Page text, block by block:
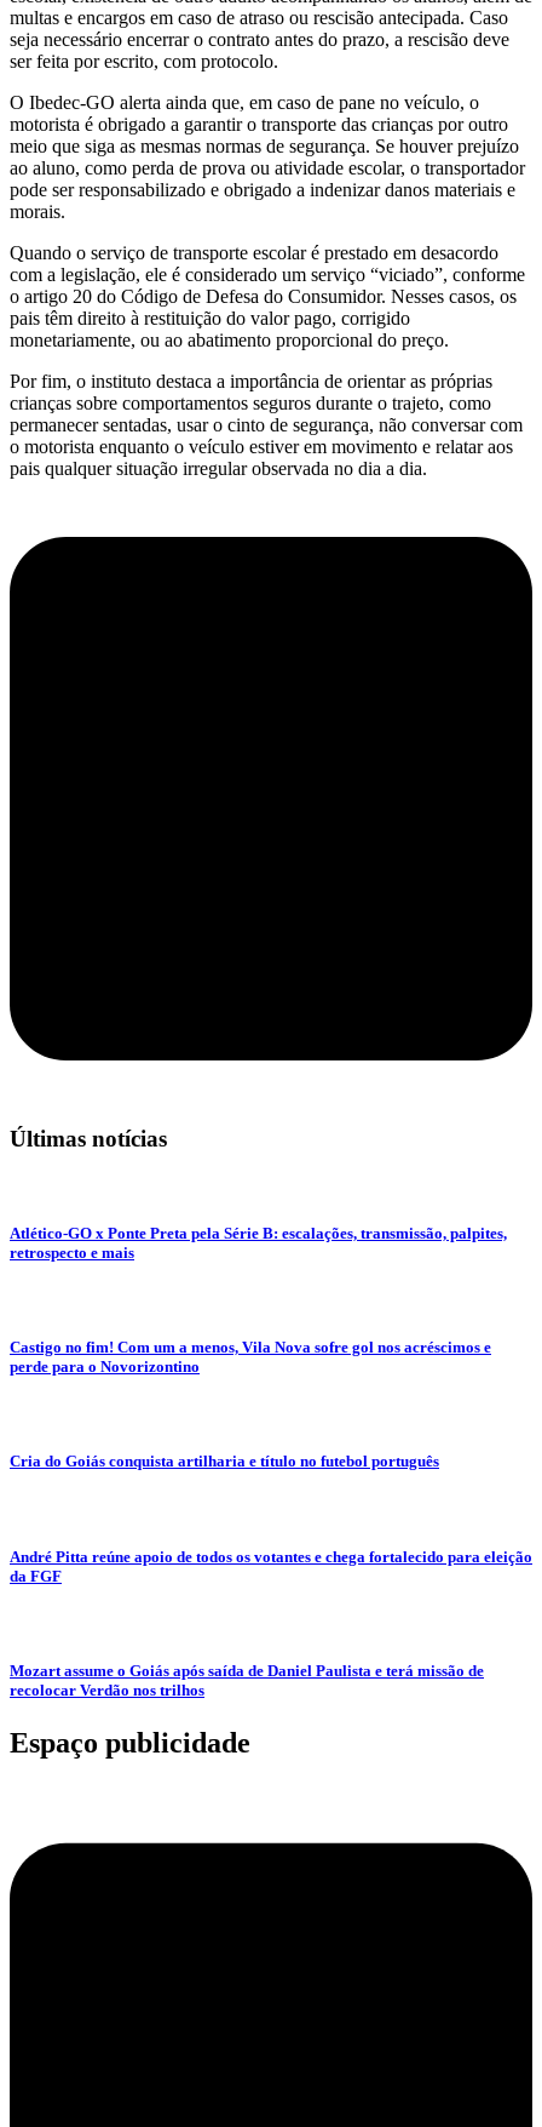
multas e encargos em caso de atraso ou rescisão antecipada. Caso
seja necessário encerrar o contrato antes do prazo, a rescisão deve
ser feita por escrito, com protocolo.
O Ibedec-GO alerta ainda que, em caso de pane no veículo, o
motorista é obrigado a garantir o transporte das crianças por outro
meio que siga as mesmas normas de segurança. Se houver prejuízo
ao aluno, como perda de prova ou atividade escolar, o transportador
pode ser responsabilizado e obrigado a indenizar danos materiais e
morais.
Quando o serviço de transporte escolar é prestado em desacordo
com a legislação, ele é considerado um serviço “viciado”, conforme
o artigo 20 do Código de Defesa do Consumidor. Nesses casos, os
pais têm direito à restituição do valor pago, corrigido
monetariamente, ou ao abatimento proporcional do preço.
Por fim, o instituto destaca a importância de orientar as próprias
crianças sobre comportamentos seguros durante o trajeto, como
permanecer sentadas, usar o cinto de segurança, não conversar com
o motorista enquanto o veículo estiver em movimento e relatar aos
pais qualquer situação irregular observada no dia a dia.
Últimas notícias
Atlético-GO x Ponte Preta pela Série B: escalações, transmissão, palpites,
retrospecto e mais
Castigo no fim! Com um a menos, Vila Nova sofre gol nos acréscimos e
perde para o Novorizontino
Cria do Goiás conquista artilharia e título no futebol português
André Pitta reúne apoio de todos os votantes e chega fortalecido para eleição
da FGF
Mozart assume o Goiás após saída de Daniel Paulista e terá missão de
recolocar Verdão nos trilhos
Espaço publicidade